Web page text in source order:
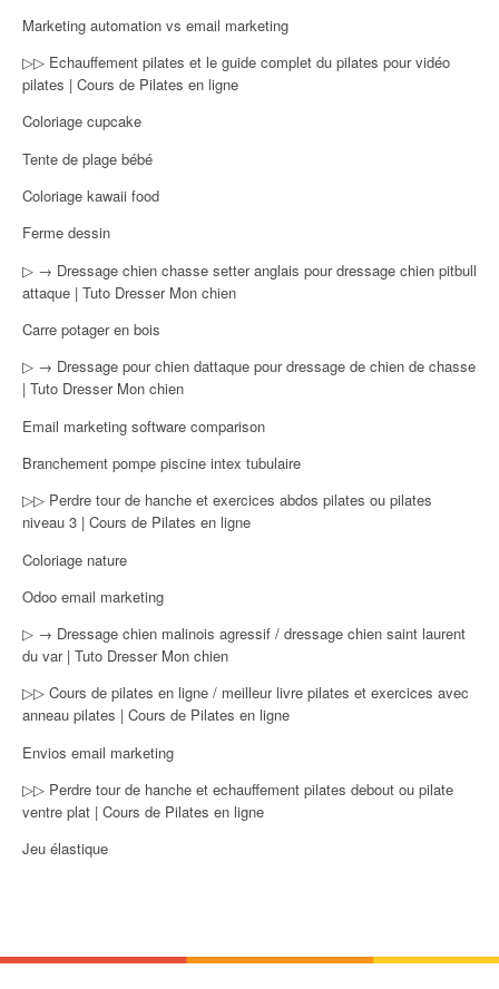
Marketing automation vs email marketing
▷▷ Echauffement pilates et le guide complet du pilates pour vidéo
pilates | Cours de Pilates en ligne
Coloriage cupcake
Tente de plage bébé
Coloriage kawaii food
Ferme dessin
▷ → Dressage chien chasse setter anglais pour dressage chien pitbull
attaque | Tuto Dresser Mon chien
Carre potager en bois
▷ → Dressage pour chien dattaque pour dressage de chien de chasse
| Tuto Dresser Mon chien
Email marketing software comparison
Branchement pompe piscine intex tubulaire
▷▷ Perdre tour de hanche et exercices abdos pilates ou pilates
niveau 3 | Cours de Pilates en ligne
Coloriage nature
Odoo email marketing
▷ → Dressage chien malinois agressif / dressage chien saint laurent
du var | Tuto Dresser Mon chien
▷▷ Cours de pilates en ligne / meilleur livre pilates et exercices avec
anneau pilates | Cours de Pilates en ligne
Envios email marketing
▷▷ Perdre tour de hanche et echauffement pilates debout ou pilate
ventre plat | Cours de Pilates en ligne
Jeu élastique